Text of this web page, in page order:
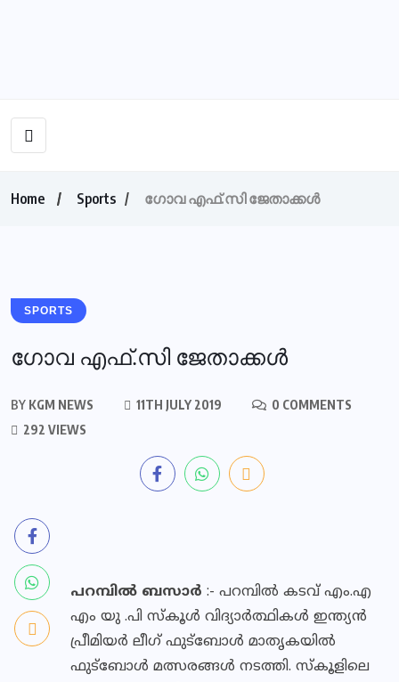
Home Sports ഗോവ എഫ്.സി ജേതാക്കൾ
SPORTS
ഗോവ എഫ്.സി ജേതാക്കൾ
BY KGM NEWS 11TH JULY 2019
0 COMMENTS
292 VIEWS
പറമ്പിൽ ബസാർ :- പറമ്പിൽ കടവ് എം.എ
എം യു .പി സ്കൂൾ വിദ്യാർത്ഥികൾ ഇന്ത്യൻ
പ്രീമിയർ ലീഗ് ഫുട്ബോൾ മാതൃകയിൽ
ഫുട്ബോൾ മത്സരങ്ങൾ നടത്തി. സ്കൂളിലെ